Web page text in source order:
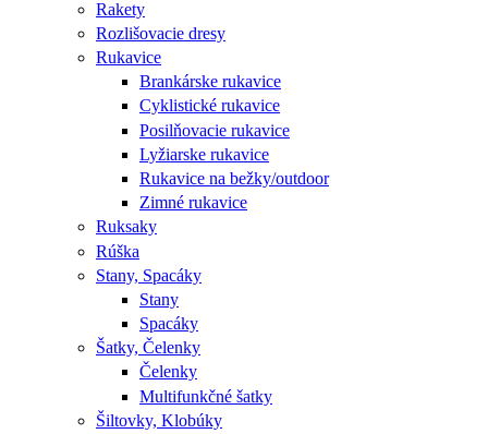
Rakety
Rozlišovacie dresy
Rukavice
Brankárske rukavice
Cyklistické rukavice
Posilňovacie rukavice
Lyžiarske rukavice
Rukavice na bežky/outdoor
Zimné rukavice
Ruksaky
Rúška
Stany, Spacáky
Stany
Spacáky
Šatky, Čelenky
Čelenky
Multifunkčné šatky
Šiltovky, Klobúky